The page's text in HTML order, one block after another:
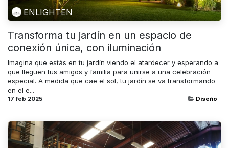
ENLIGHTEN
Transforma tu jardín en un espacio de
conexión única, con iluminación
Imagina que estás en tu jardín viendo el atardecer y esperando a
que lleguen tus amigos y familia para unirse a una celebración
especial. A medida que cae el sol, tu jardín se va transformando
en el e...
17 feb 2025 Diseño